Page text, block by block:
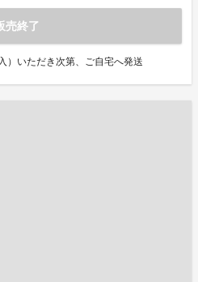
売終了
）いただき次第、ご自宅へ発送